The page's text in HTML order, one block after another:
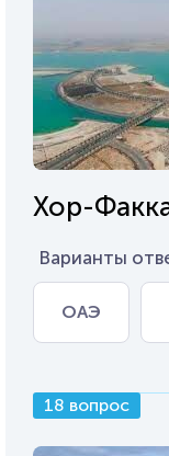
Хор-
Варианты
ОАЭ
18 вопрос